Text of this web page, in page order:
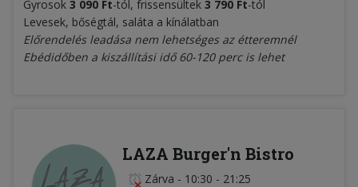
Gyrosok 3 090 Ft-tól, frissensültek 3 790 Ft-tól
Levesek, bőségtál, saláta a kínálatban
Előrendelés leadása nem lehetséges az étteremnél
Ebédidőben a kiszállítási idő 60-120 perc is lehet
LAZA Burger'n Bistro
Zárva - 10:30 - 21:25